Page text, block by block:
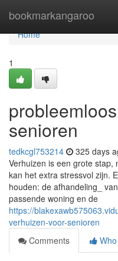
bookmarkangaroo
Home
Home
1
senioren
tedkcgl753214 325 days
Verhuizen is een grote stap,
kan het extra stressvol zijn.
houden: de afhandeling_
passende woning en de
https://
verhuizen-voor-senioren
Comments